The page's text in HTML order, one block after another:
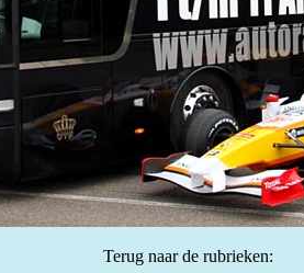
Terug naar de rubrieken: